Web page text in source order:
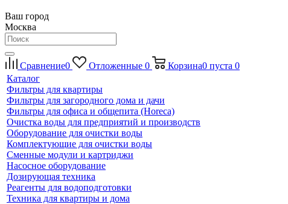
Ваш город
Москва
Сравнение0 Отложенные 0 Корзина0 пуста 0
Каталог
Фильтры для квартиры
Фильтры для загородного дома и дачи
Фильтры для офиса и общепита (Horeca)
Очистка воды для предприятий и производств
Оборудование для очистки воды
Комплектующие для очистки воды
Сменные модули и картриджи
Насосное оборудование
Дозирующая техника
Реагенты для водоподготовки
Техника для квартиры и дома